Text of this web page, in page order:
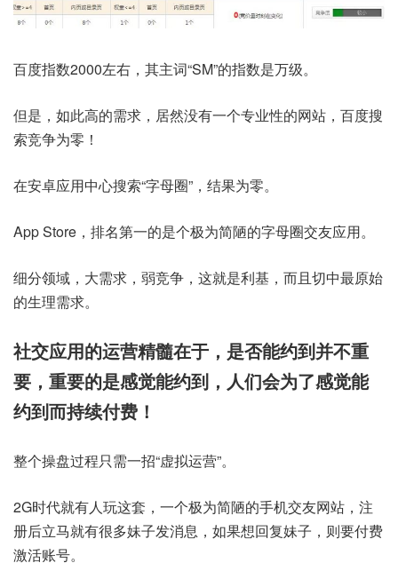
百度指数2000左右，其主词“SM”的指数是万级。
但是，如此高的需求，居然没有一个专业性的网站，百度搜
索竞争为零！
在安卓应用中心搜索“字母圈”，结果为零。
App Store，排名第一的是个极为简陋的字母圈交友应用。
细分领域，大需求，弱竞争，这就是利基，而且切中最原始
的生理需求。
社交应用的运营精髓在于，是否能约到并不重
要，重要的是感觉能约到，人们会为了感觉能
约到而持续付费！
整个操盘过程只需一招“虚拟运营”。
2G时代就有人玩这套，一个极为简陋的手机交友网站，注
册后立马就有很多妹子发消息，如果想回复妹子，则要付费
激活账号。